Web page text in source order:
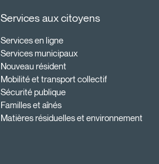
Services aux citoyens
Services en ligne
Services municipaux
Nouveau résident
Mobilité et transport collectif
Sécurité publique
Familles et aînés
Matières résiduelles et environnement